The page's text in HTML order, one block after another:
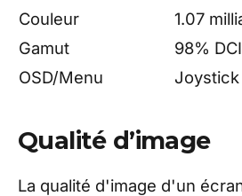
Couleur
1.07
Gamut
98%
OSD/Menu
Joystick
Qualité d’image
La qualité d'image d'un